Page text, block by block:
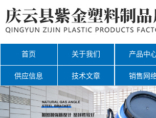
首页 关于我们 产品中
供应信息 技术文章 销售网
网站地图